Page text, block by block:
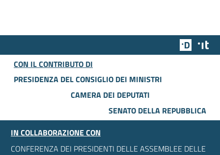
Team
CON IL CONTRIBUTO DI
PRESIDENZA DEL CONSIGLIO DEI MINISTRI
CAMERA DEI DEPUTATI
SENATO DELLA REPUBBLICA
IN COLLABORAZIONE CON
CONFERENZA DEI PRESIDENTI DELLE ASSEMBLEE DELLE